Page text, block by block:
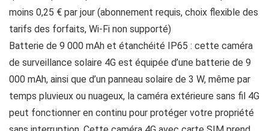
moins 0,25 € par jour (abonnement requis, choix flexible des
tarifs des forfaits, Wi-Fi non supporté)
Batterie de 9 000 mAh et étanchéité IP65 : cette caméra
de surveillance solaire 4G est équipée d’une batterie de 9
000 mAh, ainsi que d’un panneau solaire de 3 W, même par
temps pluvieux ou nuageux, la caméra extérieure sans fil 4G
peut fonctionner en continu pour protéger votre propriété